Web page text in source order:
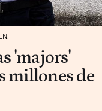
'majors'
millones de